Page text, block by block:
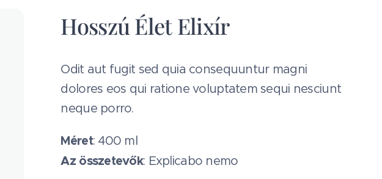
Hosszú Élet Elixír
Odit aut fugit sed quia consequuntur magni
dolores eos qui ratione voluptatem sequi nesciunt
neque porro.
Méret: 400 ml
Az összetevők: Explicabo nemo